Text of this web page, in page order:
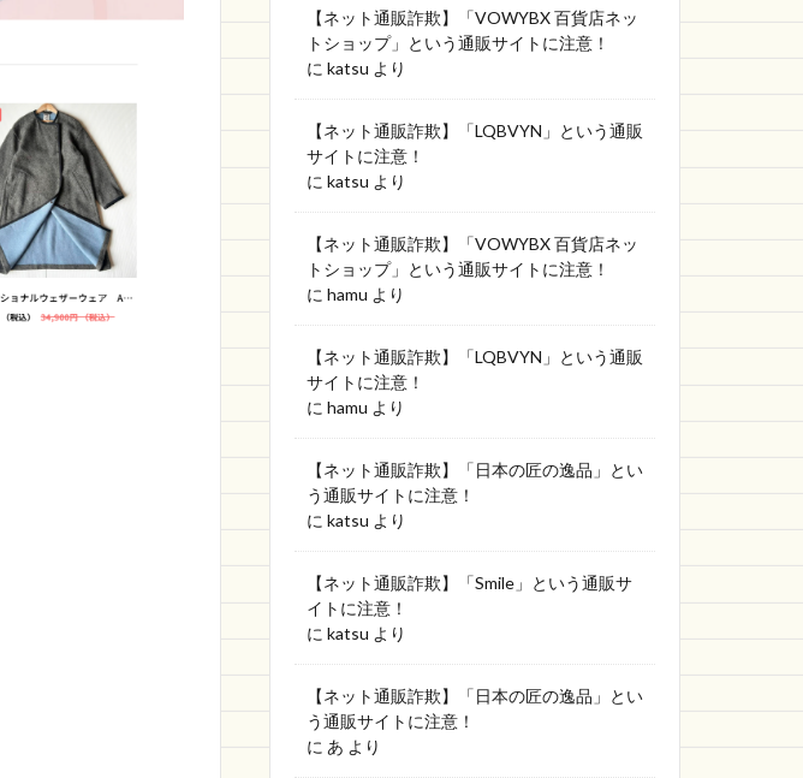
【ネット通販詐欺】「VOWYBX 百貨店ネッ
トショップ」という通販サイトに注意！
に katsu より
【ネット通販詐欺】「LQBVYN」という通販
サイトに注意！
に katsu より
【ネット通販詐欺】「VOWYBX 百貨店ネッ
トショップ」という通販サイトに注意！
に hamu より
【ネット通販詐欺】「LQBVYN」という通販
サイトに注意！
に hamu より
【ネット通販詐欺】「日本の匠の逸品」とい
う通販サイトに注意！
に katsu より
【ネット通販詐欺】「Smile」という通販サ
イトに注意！
に katsu より
【ネット通販詐欺】「日本の匠の逸品」とい
う通販サイトに注意！
に あ より